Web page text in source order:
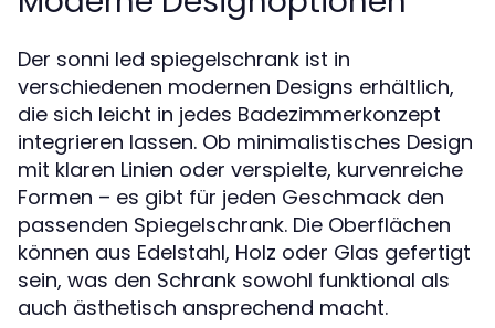
Der sonni led spiegelschrank ist in
verschiedenen modernen Designs erhältlich,
die sich leicht in jedes Badezimmerkonzept
integrieren lassen. Ob minimalistisches Design
mit klaren Linien oder verspielte, kurvenreiche
Formen – es gibt für jeden Geschmack den
passenden Spiegelschrank. Die Oberflächen
können aus Edelstahl, Holz oder Glas gefertigt
sein, was den Schrank sowohl funktional als
auch ästhetisch ansprechend macht.